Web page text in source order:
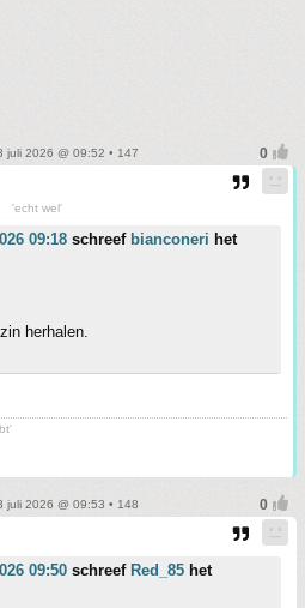
juli 2026 @ 09:52 • 147
'echt wel'
09:18 schreef bianconeri het
herhalen.
juli 2026 @ 09:53 • 148
09:50 schreef Red_85 het